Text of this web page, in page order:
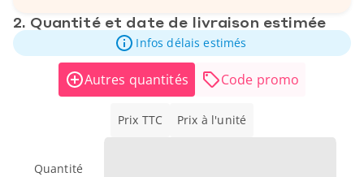
2. Quantité et date de livraison estimée
Infos délais estimés
Autres quantités Code promo
Prix TTC Prix à l'unité
Quantité